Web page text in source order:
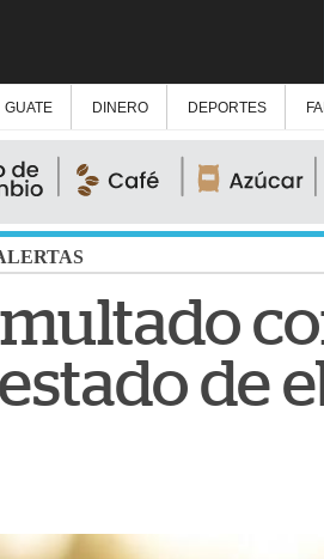
GUATE DINERO DEPORTES
de